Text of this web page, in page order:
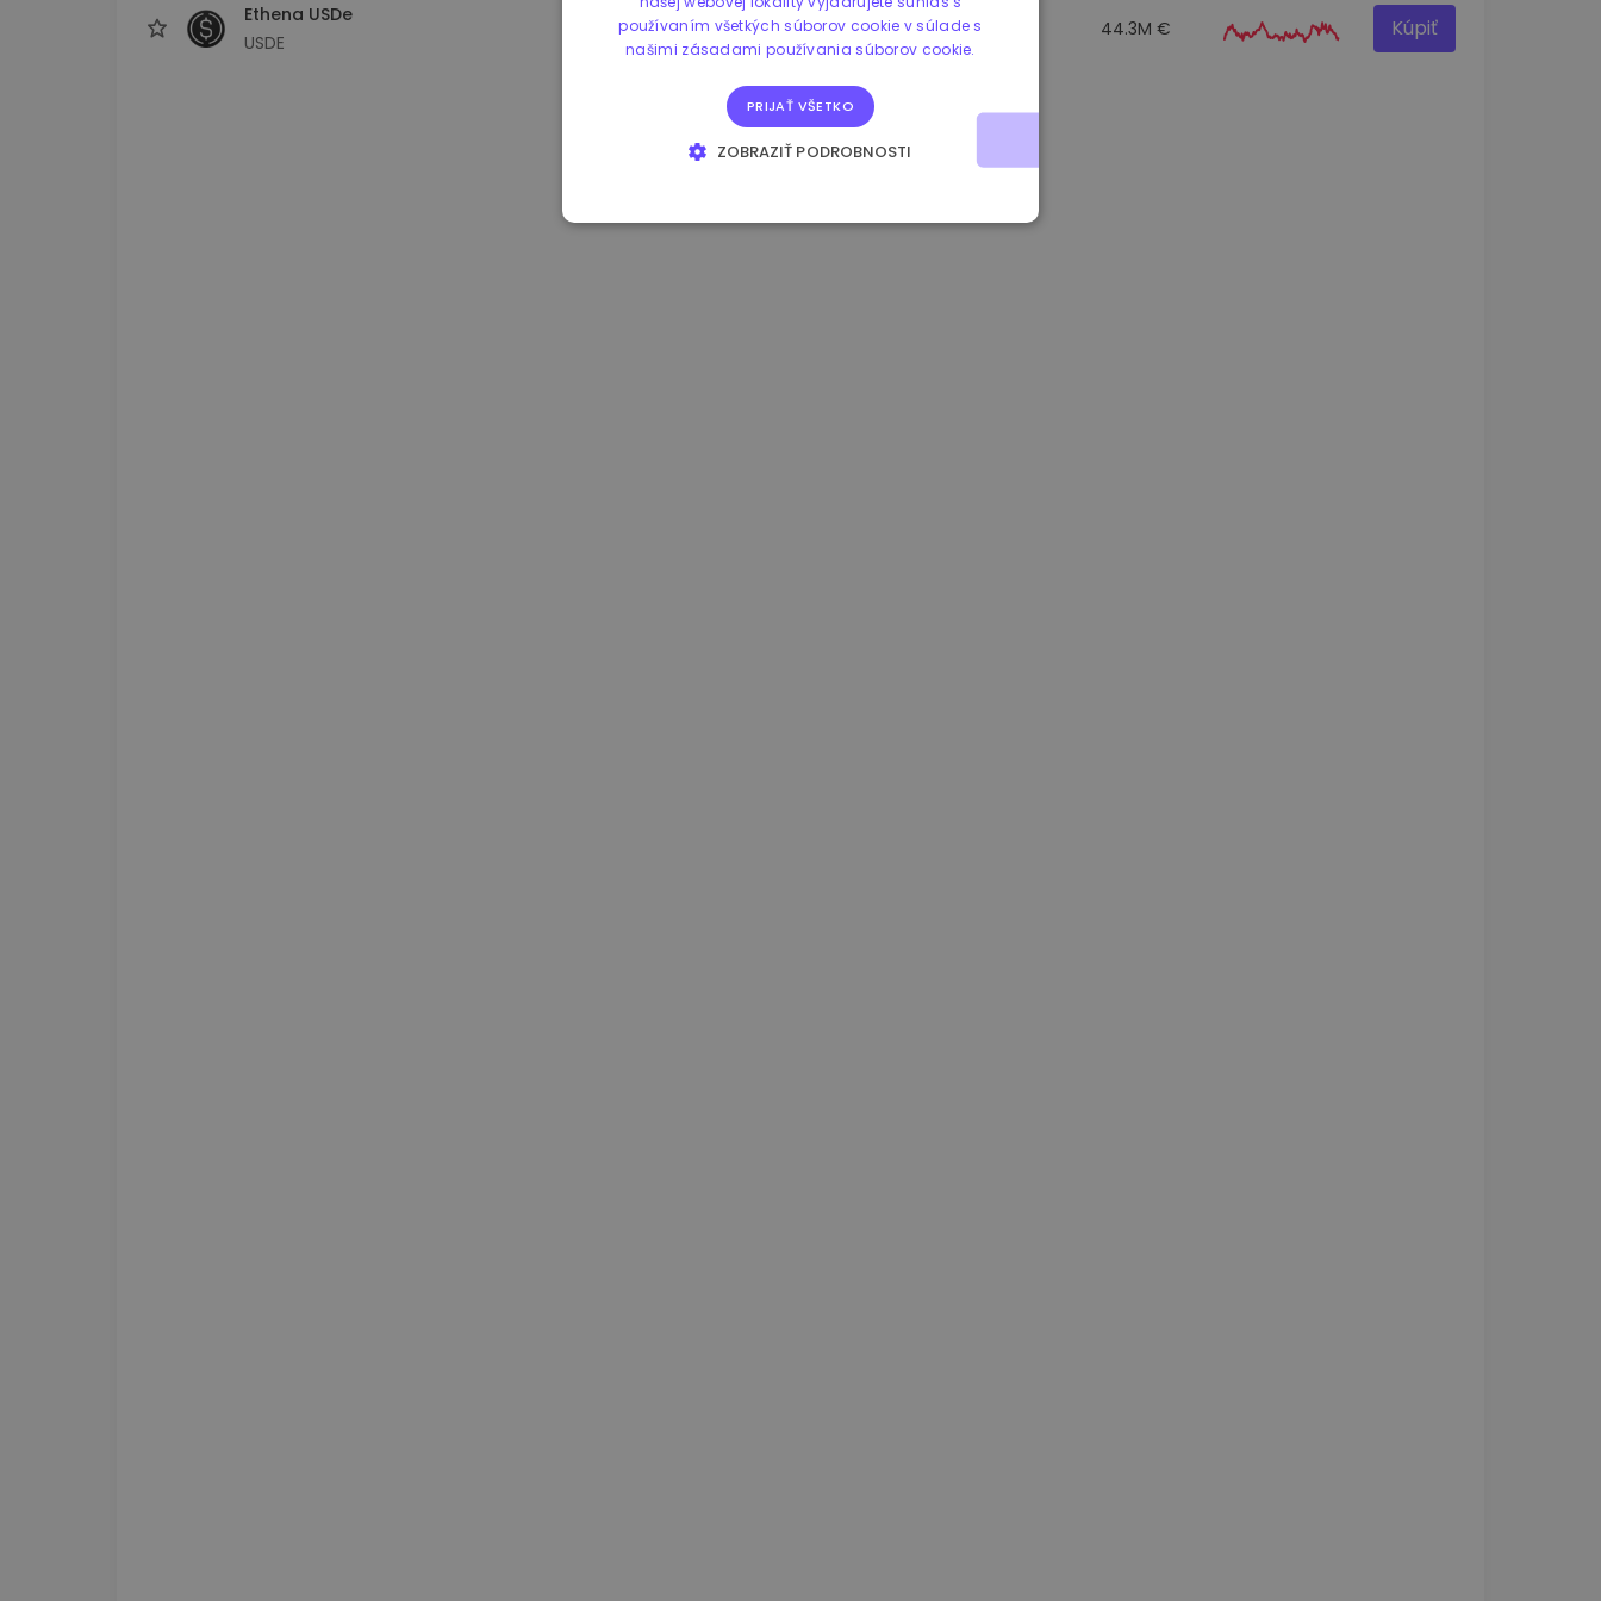
Ethena USDe
USDE
0.865673 € -0.10% 3.4B € 44.3M € Kúpiť
používaním všetkých súborov cookie v súlade s
našimi zásadami používania súborov cookie.
PRIJAŤ VŠETKO
ZOBRAZIŤ PODROBNOSTI